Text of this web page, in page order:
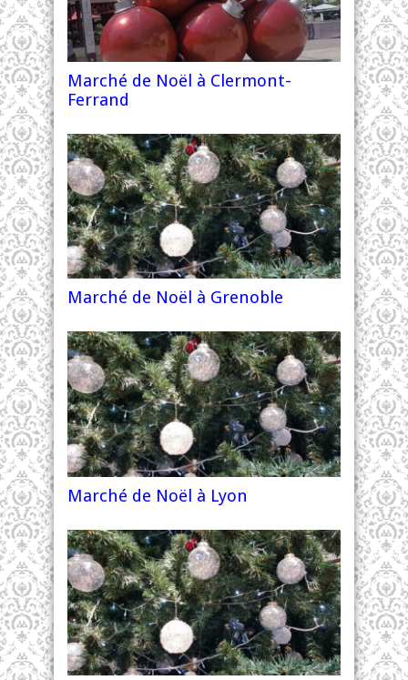
Marché de Noël à Clermont-
Ferrand
Marché de Noël à Grenoble
Marché de Noël à Lyon